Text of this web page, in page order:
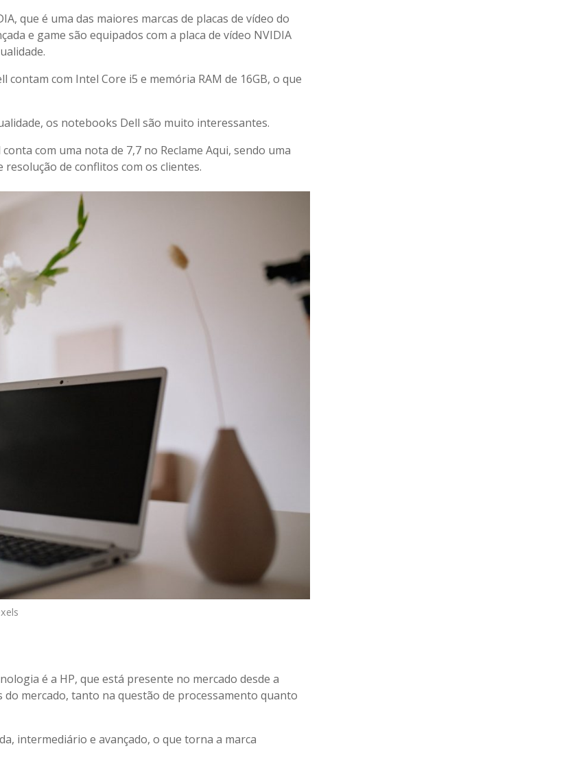
que é uma das maiores marcas de placas de vídeo do
e game são equipados com a placa de vídeo NVIDIA
com Intel Core i5 e memória RAM de 16GB, o que
os notebooks Dell são muito interessantes.
com uma nota de 7,7 no Reclame Aqui, sendo uma
de conflitos com os clientes.
é a HP, que está presente no mercado desde a
do mercado, tanto na questão de processamento quanto
intermediário e avançado, o que torna a marca